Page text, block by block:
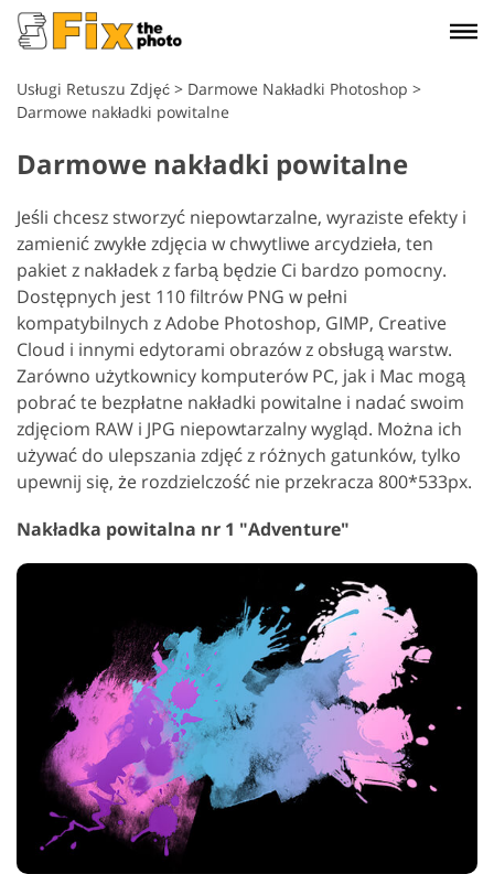
Usługi Retuszu Zdjęć > Darmowe Nakładki Photoshop >
Darmowe nakładki powitalne
Darmowe nakładki powitalne
Jeśli chcesz stworzyć niepowtarzalne, wyraziste efekty i
zamienić zwykłe zdjęcia w chwytliwe arcydzieła, ten
pakiet z nakładek z farbą będzie Ci bardzo pomocny.
Dostępnych jest 110 filtrów PNG w pełni
kompatybilnych z Adobe Photoshop, GIMP, Creative
Cloud i innymi edytorami obrazów z obsługą warstw.
Zarówno użytkownicy komputerów PC, jak i Mac mogą
pobrać te bezpłatne nakładki powitalne i nadać swoim
zdjęciom RAW i JPG niepowtarzalny wygląd. Można ich
używać do ulepszania zdjęć z różnych gatunków, tylko
upewnij się, że rozdzielczość nie przekracza 800*533px.
Nakładka powitalna nr 1 "Adventure"